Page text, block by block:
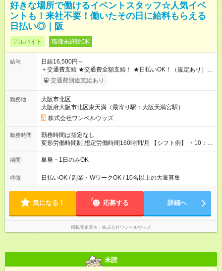
好きな場所で働けるイベントスタッフ☆人気イベ
ントも！来社不要！働いたその日に給料もらえる
日払い◎｜阪
アルバイト 職種未経験OK
給与
日給16,500円～
＋交通費支給 ★交通費全額支給！ ★日払いOK！（規定あり） ┗
働いたその日に現金GET♪ お仕事後はコンビニATMから 日払
交通費別途支給あり
勤務地
大阪市北区
大阪府大阪市北区東天満（最寄り駅：大阪天満宮駅）
株式会社ワンベルウッズ
勤務時間
勤務時間は指定なし
変形労働時間制 想定労働時間160時間/月 【シフト例】 ・10：
00～20：00
期間 単発・1日のみOK
特徴 日払いOK / 副業・WワークOK / 10名以上の大量募集
気になる！ 応募する 詳細へ
掲載元企業名 株式会社ワンベルウッズ
未読